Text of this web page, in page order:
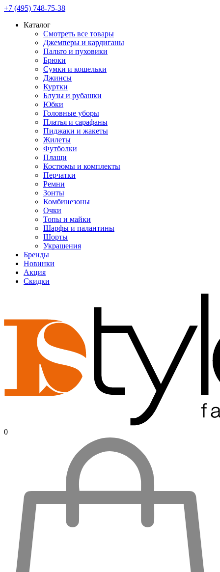
+7 (495) 748-75-38
Каталог
Смотреть все товары
Джемперы и кардиганы
Пальто и пуховики
Брюки
Сумки и кошельки
Джинсы
Куртки
Блузы и рубашки
Юбки
Головные уборы
Платья и сарафаны
Пиджаки и жакеты
Жилеты
Футболки
Плащи
Костюмы и комплекты
Перчатки
Ремни
Зонты
Комбинезоны
Очки
Топы и майки
Шарфы и палантины
Шорты
Украшения
Бренды
Новинки
Акция
Скидки
0